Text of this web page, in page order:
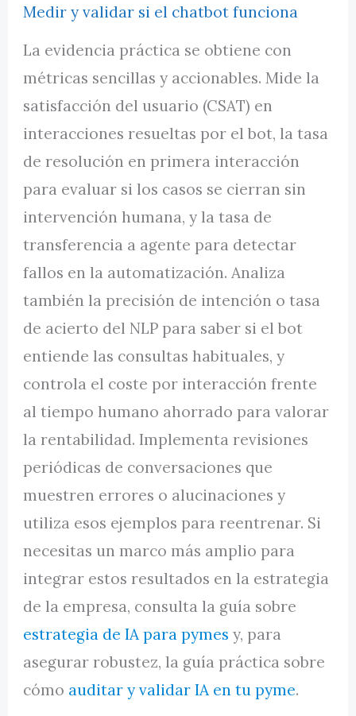
Medir y validar si el chatbot funciona
La evidencia práctica se obtiene con
métricas sencillas y accionables. Mide la
satisfacción del usuario (CSAT) en
interacciones resueltas por el bot, la tasa
de resolución en primera interacción
para evaluar si los casos se cierran sin
intervención humana, y la tasa de
transferencia a agente para detectar
fallos en la automatización. Analiza
también la precisión de intención o tasa
de acierto del NLP para saber si el bot
entiende las consultas habituales, y
controla el coste por interacción frente
al tiempo humano ahorrado para valorar
la rentabilidad. Implementa revisiones
periódicas de conversaciones que
muestren errores o alucinaciones y
utiliza esos ejemplos para reentrenar. Si
necesitas un marco más amplio para
integrar estos resultados en la estrategia
de la empresa, consulta la guía sobre
estrategia de IA para pymes y, para
asegurar robustez, la guía práctica sobre
cómo auditar y validar IA en tu pyme.